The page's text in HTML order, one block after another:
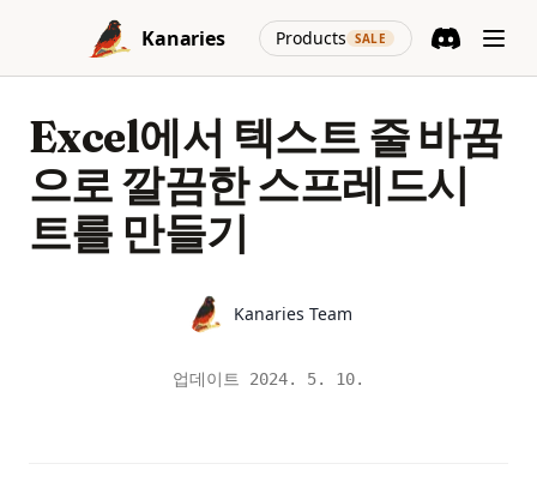
Skip to content
Kanaries
Products SALE
(opens in a
Excel에서 텍스트 줄 바꿈
으로 깔끔한 스프레드시
트를 만들기
Name
Kanaries Team
업데이트 2024. 5. 10.